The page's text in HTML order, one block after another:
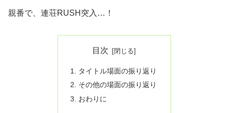
親番で、連荘RUSH突入…！
目次
タイトル場面の振り返り
その他の場面の振り返り
おわりに